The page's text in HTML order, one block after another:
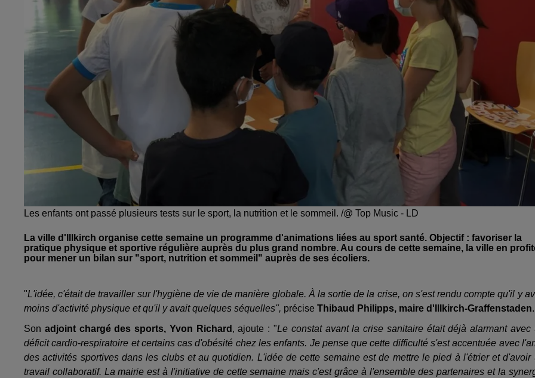
Les enfants ont passé plusieurs tests sur le sport, la nutrition et le sommeil. /@ Top Music - LD
La ville d'Illkirch organise cette semaine un programme d'animations liées au sport santé. Objectif : favoriser la
pratique physique et sportive régulière auprès du plus grand nombre. Au cours de cette semaine, la ville en
pour mener un bilan sur "sport, nutrition et sommeil" auprès de ses écoliers.
"L'idée, c'était de travailler sur l'hygiène de vie de manière globale. À la sortie de la crise, on s'est rendu compte qu'il y
moins d'activité physique et qu'il y avait quelques séquelles", précise Thibaud Philipps, maire d'Illkirch-Graffenstaden.
Son adjoint chargé des sports, Yvon Richard , ajoute : "Le constat avant la crise sanitaire était déjà alarmant avec
déficit cardio-respiratoire et certains cas d'obésité chez les enfants. Je pense que cette difficulté s'est accentuée avec
des activités sportives dans les clubs et au quotidien. L'idée de cette semaine est de mettre le pied à l'étrier et d'avoir
travail collaboratif. La mairie est à l'initiative de cette semaine mais c'est grâce à l'ensemble des partenaires et la